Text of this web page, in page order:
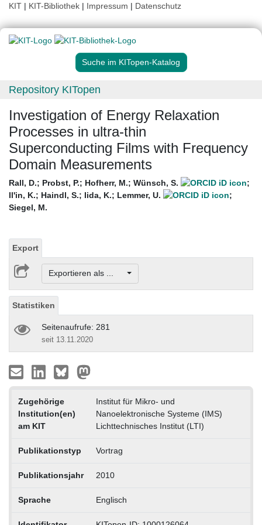
KIT | KIT-Bibliothek | Impressum | Datenschutz
Suche im KITopen-Katalog
Repository KITopen
Investigation of Energy Relaxation
Processes in ultra-thin
Superconducting Films with Frequency
Domain Measurements
Rall, D.; Probst, P.; Hofherr, M.; Wünsch, S.
;
Il'in, K.; Haindl, S.; Iida, K.; Lemmer, U.
;
Siegel, M.
Export
Exportieren als ...
Statistiken
Seitenaufrufe: 281
seit 13.11.2020
Zugehörige
Institution(en)
am KIT
Institut für Mikro- und
Nanoelektronische Systeme (IMS)
Lichttechnisches Institut (LTI)
Publikationstyp Vortrag
Publikationsjahr 2010
Sprache Englisch